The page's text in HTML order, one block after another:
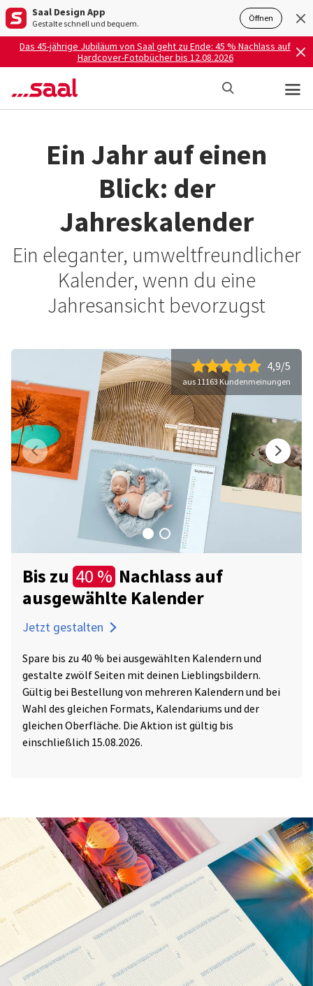
Saal Design App
Gestalte schnell und bequem. Öffnen
Das 45-jährige Jubiläum von Saal geht zu Ende: 45 % Nachlass auf
Hardcover-Fotobücher bis 12.08.2026
Ein Jahr auf einen
Blick: der
Jahreskalender
Ein eleganter, umweltfreundlicher
Kalender, wenn du eine
Jahresansicht bevorzugst
4,9/5
aus 11163 Kundenmeinungen
Bis zu 40 % Nachlass auf
ausgewählte Kalender
Jetzt gestalten
Spare bis zu 40 % bei ausgewählten Kalendern und
gestalte zwölf Seiten mit deinen Lieblingsbildern.
Gültig bei Bestellung von mehreren Kalendern und bei
Wahl des gleichen Formats, Kalendariums und der
gleichen Oberfläche. Die Aktion ist gültig bis
einschließlich 15.08.2026.